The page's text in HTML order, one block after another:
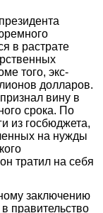
в растрате
того, экс-
долларов.
вину в
срока. По
из госбюджета,
на нужды
тратил на себя
заключению
правительство